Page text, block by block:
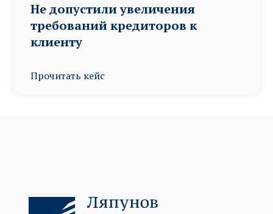
Не допустили увеличения
требований кредиторов к
клиенту
Прочитать кейс